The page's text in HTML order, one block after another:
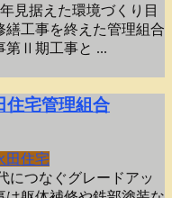
見据えた環境づくり目
繕工事を終えた管理組合
第Ⅱ期工事と ...
宅管理組合
田住宅
につなぐグレードアッ